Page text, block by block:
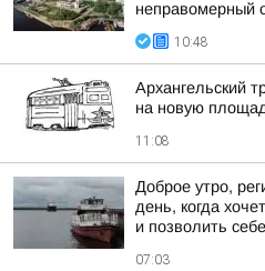
неправомерный
10:48
Архангельский
на новую
11:08
Доброе утро,
день, когда
и позволить
07:03